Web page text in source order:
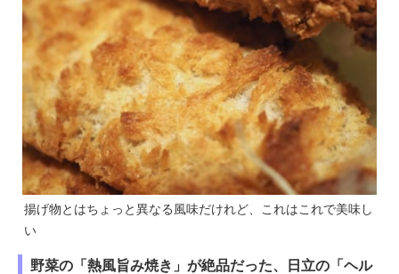
揚げ物とはちょっと異なる風味だけれど、これはこれで美味し
い
野菜の「熱風旨み焼き」が絶品だった、日立の「ヘル